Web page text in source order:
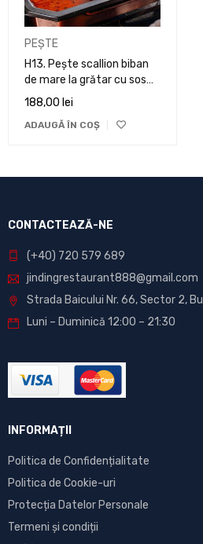
PEȘTE
H13. Pește scallion biban
de mare la grătar cu sos
picant
188,00 lei
ADAUGĂ ÎN COȘ
CONTACTEAZĂ-NE
(+40) 720 579 689
jindingrestaurant888@gmail.com
Strada Baicului Nr. 66, Sector 2,
Luni – Duminică 12:00 – 21:30
INFORMAȚII
Politica de Confidențialitate
Politica de Cookie-uri
Protecția Datelor Personale
Termeni și condiții